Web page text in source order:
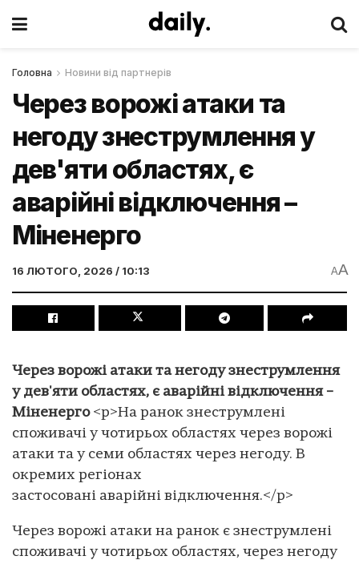
Головна Новини від партнерів
Через ворожі атаки та
негоду знеструмлення у
дев'яти областях, є
аварійні відключення –
Міненерго
16 ЛЮТОГО, 2026 / 10:13 AA
Через ворожі атаки та негоду знеструмлення
у дев'яти областях, є аварійні відключення –
Міненерго <p>На ранок знеструмлені
споживачі у чотирьох областях через ворожі
атаки та у семи областях через негоду. В
окремих регіонах
застосовані аварійні відключення.</p>
Через ворожі атаки на ранок є знеструмлені
споживачі у чотирьох областях, через негоду